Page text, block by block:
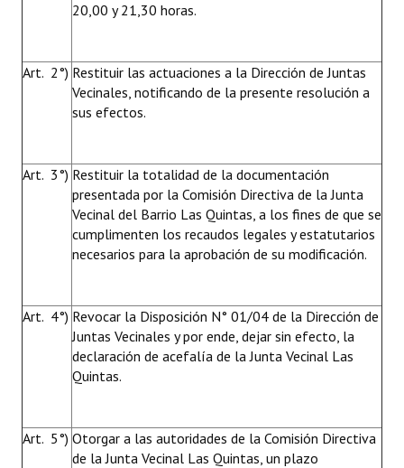
20,00 y 21,30 horas.
Art. 2°) Restituir las actuaciones a la Dirección de Juntas
Vecinales, notificando de la presente resolución a
sus efectos.
Art. 3°) Restituir la totalidad de la documentación
presentada por la Comisión Directiva de la Junta
Vecinal del Barrio Las Quintas, a los fines de que se
cumplimenten los recaudos legales y estatutarios
necesarios para la aprobación de su modificación.
Art. 4°) Revocar la Disposición N° 01/04 de la Dirección de
Juntas Vecinales y por ende, dejar sin efecto, la
declaración de acefalía de la Junta Vecinal Las
Quintas.
Art. 5°) Otorgar a las autoridades de la Comisión Directiva
de la Junta Vecinal Las Quintas, un plazo